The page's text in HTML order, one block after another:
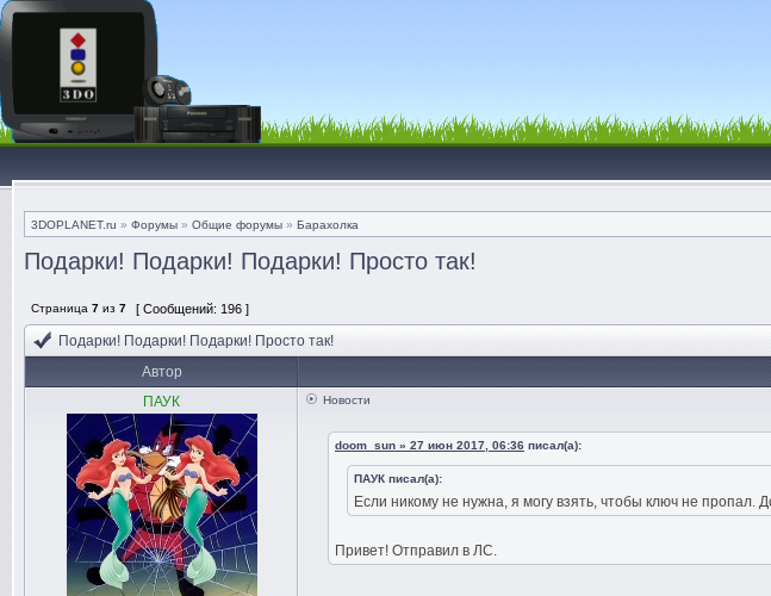
3DOPLANET.ru » Форумы » Общие форумы » Барахолка
Подарки! Подарки! Подарки! Просто так!
Страница 7 из 7 [ Сообщений: 196 ]
Подарки! Подарки! Подарки! Просто так!
Автор
ПАУК
Новости
doom_sun » 27 июн 2017, 06:36 писал(а):
ПАУК писал(а):
Если никому не нужна, я могу взять, чтобы ключ не пропал.
Привет! Отправил в ЛС.